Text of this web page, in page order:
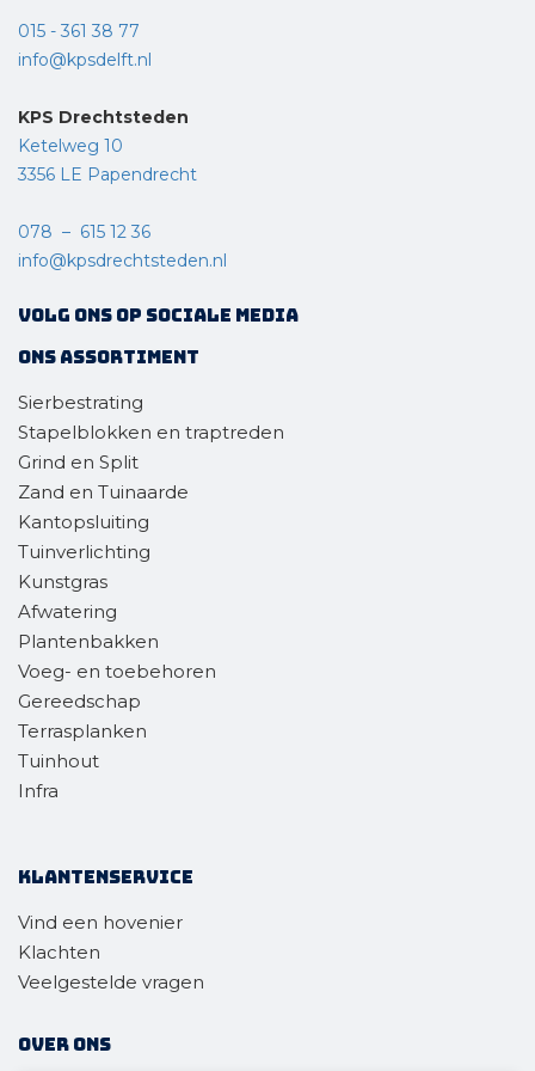
015 - 361 38 77
info@kpsdelft.nl
KPS Drechtsteden
Ketelweg 10
3356 LE Papendrecht
078 – 615 12 36
info@kpsdrechtsteden.nl
Volg ons op sociale media
Ons assortiment
Sierbestrating
Stapelblokken en traptreden
Grind en Split
Zand en Tuinaarde
Kantopsluiting
Tuinverlichting
Kunstgras
Afwatering
Plantenbakken
Voeg- en toebehoren
Gereedschap
Terrasplanken
Tuinhout
Infra
Klantenservice
Vind een hovenier
Klachten
Veelgestelde vragen
Over ons